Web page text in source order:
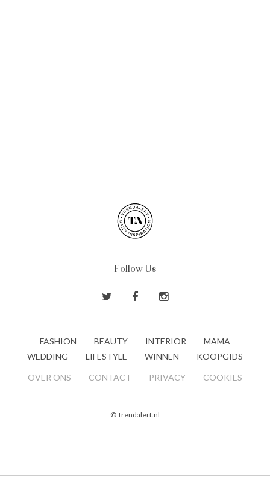
Follow Us
FASHION BEAUTY INTERIOR
MAMA
WEDDING
LIFESTYLE WINNEN KOOPGIDS
OVER ONS CONTACT PRIVACY COOKIES
© Trendalert.nl